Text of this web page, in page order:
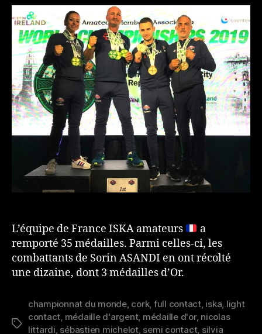
L’équipe de France ISKA amateurs
a
remporté 35 médailles. Parmi celles-ci, les
combattants de Sorin ASANDI en ont récolté
une dizaine, dont 3 médailles d’Or.
Étiquettes
championnat du monde, cork, full contact, iska, light
contact, médaille d'argent, médaille d'or, nicolas
littardi, sébastien michelot, semi contact, silvia